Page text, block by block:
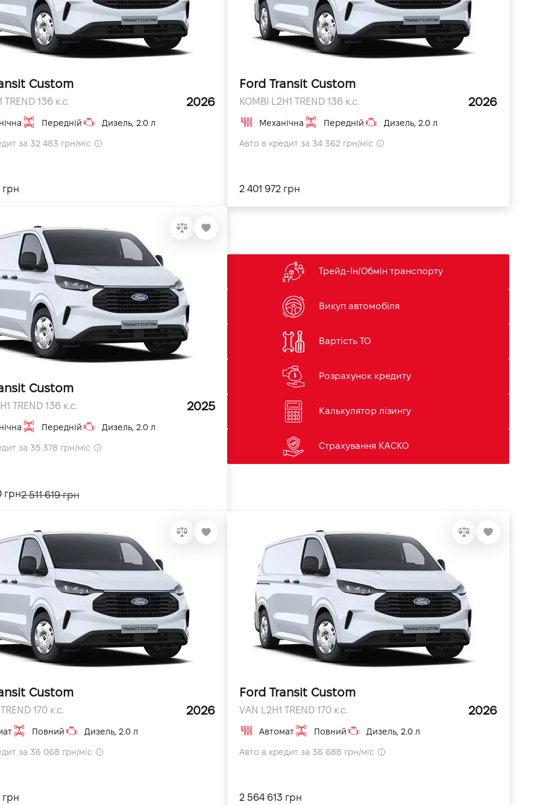
Custom
TREND 136 к.с. 2026
Передній Дизель, 2.0 л
за 32 483 грн/міс
грн
Ford Transit Custom
KOMBI L2H1 TREND 136 к.с. 2026
Механічна Передній Дизель, 2.0 л
Авто в кредит за 34 362 грн/міс
2 401 972 грн
Custom
TREND 136 к.с. 2025
Передній Дизель, 2.0 л
за 35 378 грн/міс
грн2 511 619 грн
Трейд-Ін/Обмін транспорту
Викуп автомобіля
Вартість ТО
Розрахунок кредиту
Калькулятор лізингу
Страхування КАСКО
Custom
170 к.с. 2026
Повний Дизель, 2.0 л
за 36 068 грн/міс
грн
Ford Transit Custom
VAN L2H1 TREND 170 к.с. 2026
Автомат Повний Дизель, 2.0 л
Авто в кредит за 36 688 грн/міс
2 564 613 грн